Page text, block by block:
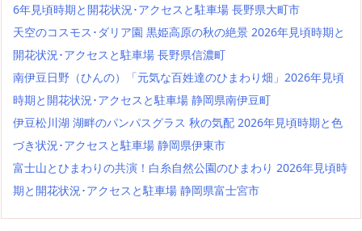
6年見頃時期と開花状況･アクセスと駐車場 長野県大町市
天空のコスモス･ダリア園 黒姫高原の秋の絶景 2026年見頃時期と
開花状況･アクセスと駐車場 長野県信濃町
南伊豆日野（ひんの）「元気な百姓達のひまわり畑」2026年見頃
時期と開花状況･アクセスと駐車場 静岡県南伊豆町
伊豆松川湖 湖畔のパンパスグラス 秋の気配 2026年見頃時期と色
づき状況･アクセスと駐車場 静岡県伊東市
富士山とひまわりの共演！白糸自然公園のひまわり 2026年見頃時
期と開花状況･アクセスと駐車場 静岡県富士宮市